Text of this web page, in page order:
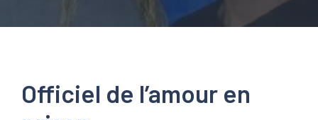
Officiel de l’amour en